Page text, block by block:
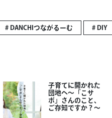
# DANCHIつながるーむ # DIY
子育てに開かれた
団地へ～「こサ
ポ」さんのこと、
ご存知ですか？～